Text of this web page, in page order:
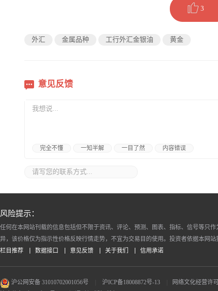
3
外汇 金属品种 工行外汇金银油 黄金
意见反馈
完全不懂 一知半解 一目了然 内容错误
风险提示：
任何在本网站刊载的信息包括但不限于资讯、评论、预测、图表、指标、信号等只
异，该价格仅为指示性价格反映行情走势，不宜为交易目的使用。投资者依据本网
栏目推荐
数据接口 意见反馈 关于我们 信用承诺
沪公网安备 31010702001056号 沪ICP备18008872号-13
网络文化经营许